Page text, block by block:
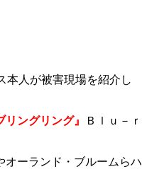
本人が被害現場を紹介し
リングリング』 Ｂｌｕ－ｒ
ーランド・ブルームらハ